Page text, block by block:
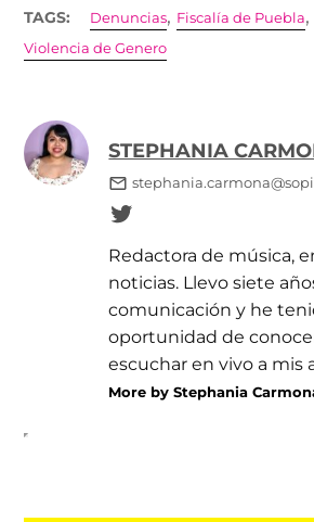
TAGS: Denuncias, Fiscalía de Puebla
Violencia de Genero
STEPHANIA
Redactora de música,
noticias. Llevo siete
comunicación y he
oportunidad de
escuchar en vivo a mis
More by Stephania